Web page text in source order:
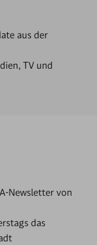
aus der
TV und
Newsletter von
das